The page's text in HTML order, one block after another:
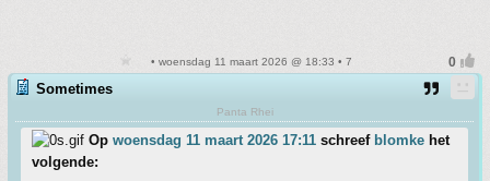
• woensdag 11 maart 2026 @ 18:33 • 7
Sometimes
Panta Rhei
Op woensdag 11 maart 2026 17:11 schreef blomke het
volgende: